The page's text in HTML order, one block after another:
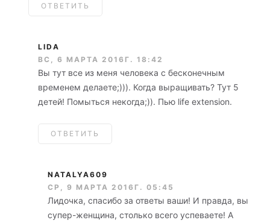
ОТВЕТИТЬ
LIDA
ВС, 6 МАРТА 2016Г. 18:42
Вы тут все из меня человека с бесконечным
временем делаете;))). Когда выращивать? Тут 5
детей! Помыться некогда;)). Пью life extension.
ОТВЕТИТЬ
NATALYA609
СР, 9 МАРТА 2016Г. 05:45
Лидочка, спасибо за ответы ваши! И правда, вы
супер-женщина, столько всего успеваете! А